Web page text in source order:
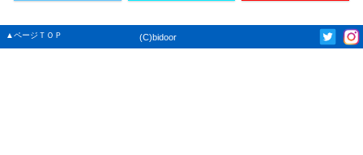
▲ページＴＯＰ (C)bidoor